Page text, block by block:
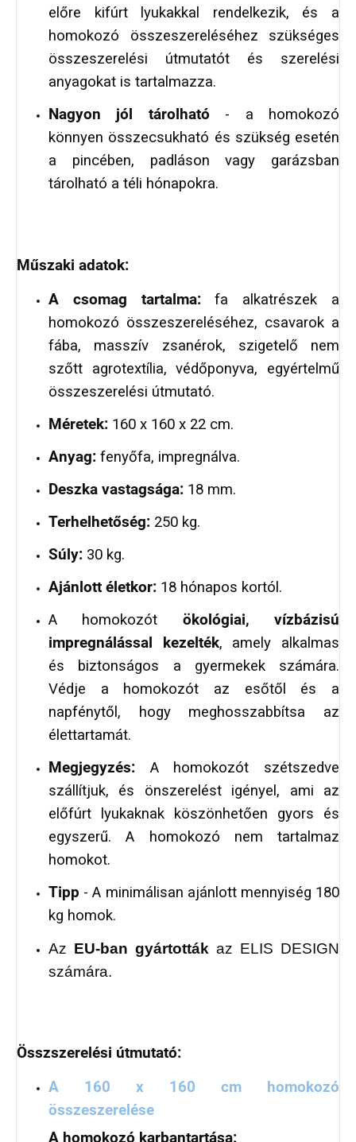
előre kifúrt lyukakkal rendelkezik, és a
homokozó összeszereléséhez szükséges
összeszerelési útmutatót és szerelési
anyagokat is tartalmazza.
Nagyon jól tárolható - a homokozó
könnyen összecsukható és szükség esetén
a pincében, padláson vagy garázsban
tárolható a téli hónapokra.
Műszaki adatok:
A csomag tartalma:fa alkatrészek a
homokozó összeszereléséhez, csavarok a
fába, masszív zsanérok, szigetelő nem
szőtt agrotextília, védőponyva, egyértelmű
összeszerelési útmutató.
Méretek: 160 x 160 x 22 cm.
Anyag: fenyőfa, impregnálva.
Deszka vastagsága: 18 mm.
Terhelhetőség: 250 kg.
Súly: 30 kg.
Ajánlott életkor: 18 hónapos kortól.
A homokozót ökológiai, vízbázisú
impregnálással kezelték, amely alkalmas
és biztonságos a gyermekek számára.
Védje a homokozót az esőtől és a
napfénytől, hogy meghosszabbítsa az
élettartamát.
Megjegyzés: A homokozót szétszedve
szállítjuk, és önszerelést igényel, ami az
előfúrt lyukaknak köszönhetően gyors és
egyszerű. A homokozó nem tartalmaz
homokot.
Tipp - A minimálisan ajánlott mennyiség 180
kg homok.
Az EU-ban gyártották az ELIS DESIGN
számára.
Összszerelési útmutató:
A 160 x 160 cm homokozó
összeszerelése
A homokozó karbantartása: